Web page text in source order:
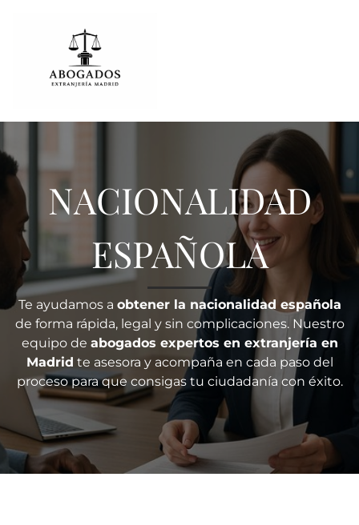
NACIONALIDAD
ESPAÑOLA
Te ayudamos a obtener la nacionalidad española
de forma rápida, legal y sin complicaciones. Nuestro
equipo de abogados expertos en extranjería en
Madrid te asesora y acompaña en cada paso del
proceso para que consigas tu ciudadanía con éxito.